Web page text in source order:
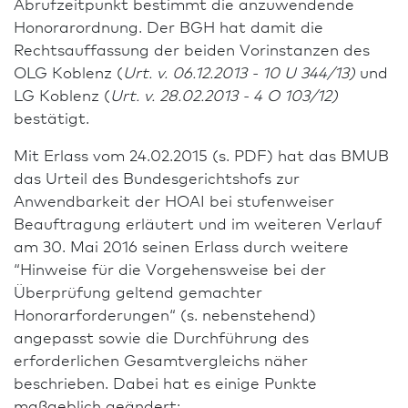
Orientierungs­hilfe zum Abschluss eines Vertrages
über Planungsleistungen für Gebäude bzw.
Innenräume oder Freianlagen bei uns anfordern.
Zu
Bauwesenversicherung, Baustrom, etc., in Abzug
zu bringen.
Eine bestimmte Reihenfolge, in der diese Abzüge
vorzunehmen sind, ist gesetzlich nicht vorgesehen.
Insbesondere existiert keine gesetzliche Regelung,
prozentual ins Verhältnis zu setzen sind, aus dem
Wert der jeweils vorhergehenden Subtraktion
errechnet. Bei der Ermittlung der Höhe der
gemäß der Umlageklauseln vorzunehmenden
Abzüge ist daher, soweit nichts Abweichendes
ausdrücklich vertraglich vereinbart wurde, bei
jeder umlagefähigen Position von der
ursprünglichen Schlussrechnungssumme
auszugehen.
Unterlagen für das vertragsgegenständliche
Bauvorhaben (und nur für dieses!)
Regelung zur Herausgabe von Planungs- und
Bauunterlagen an den Bauherren (Frist und in
welcher Form?)
Diese Auflistung bietet nur einen ersten, keinen
abschließenden Überblick über die in einer
Aufhebungsvereinbarung zu regelnden
Gegenstände.
Die AKH kann nur zur grundsätzlichen Gestaltung
einer Aufhebungsvereinbarung beraten. Die
konkrete Aufhebungsvereinbarung selbst sollte in
aller Regel unter Hinzuziehung eines einschlägig
versierten Rechtsanwalts, vorzugsweise eines
Fachanwalts für Bau-und Architektenrecht,
abgeschlossen werden. Im Hinblick auf die
Honorarordnung. Der BGH hat damit die
Rechtsauffassung der beiden Vorinstanzen des
OLG Koblenz (Urt. v. 06.12.2013 - 10 U 344/13) und
LG Koblenz (Urt. v. 28.02.2013 - 4 O 103/12)
bestätigt.
Mit Erlass vom 24.02.2015 (s. PDF) hat das BMUB
das Urteil des Bundesgerichtshofs zur
Anwendbarkeit der HOAI bei stufenweiser
Beauftragung erläutert und im weiteren Verlauf
am 30. Mai 2016 seinen Erlass durch weitere
“Hinweise für die Vorgehensweise bei der
Überprüfung geltend gemachter
Honorarforderungen“ (s. nebenstehend)
angepasst sowie die Durch­führung des
erforderlichen Gesamtvergleichs näher
beschrieben. Dabei hat es einige Punkte